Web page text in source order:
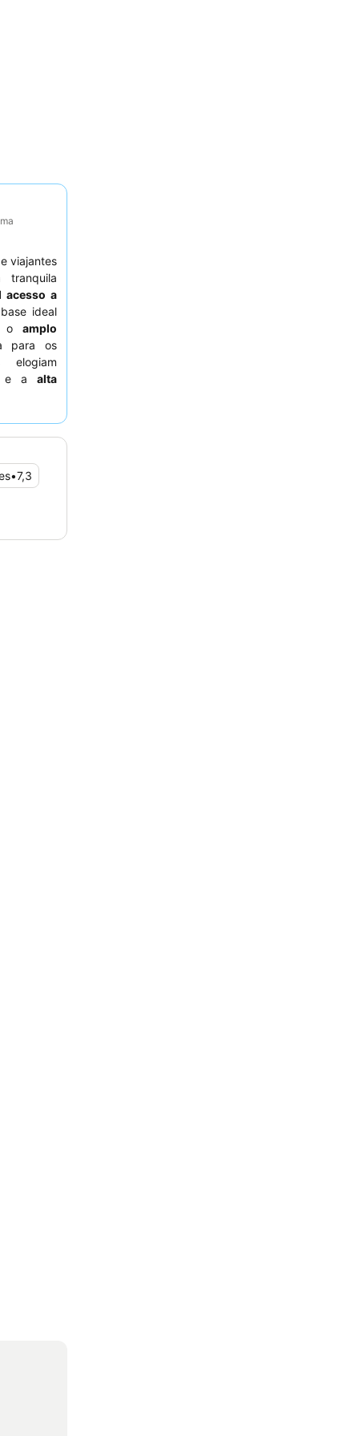
viajantes
tranquila
acesso a
ideal
o amplo
para os
e a alta
mais
•7,3